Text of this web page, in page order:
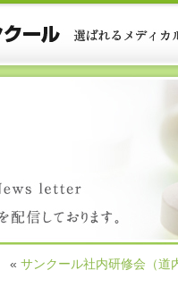
« サンクール社内研修会（